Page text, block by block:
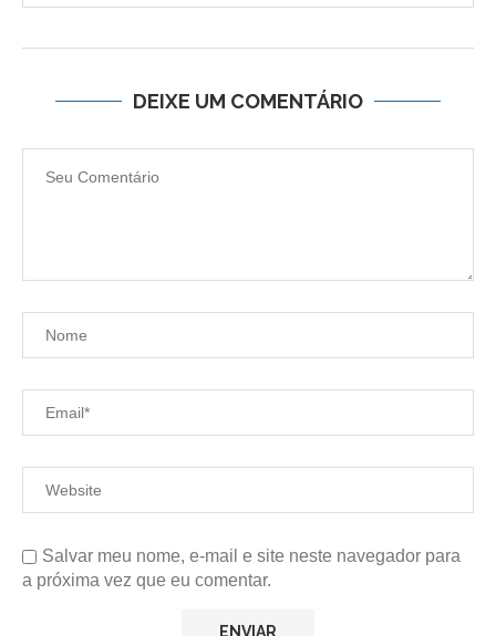
DEIXE UM COMENTÁRIO
Salvar meu nome, e-mail e site neste navegador para
a próxima vez que eu comentar.